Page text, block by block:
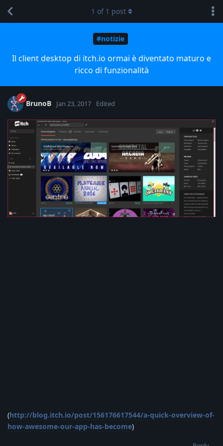
#notizie
Il client desktop di itch.io ormai è diventato maturo e
ricco di funzionalità
1 of 1 post
BrunoB Jan 23, 2017 Edited
(http://blog.itch.io/post/156176617544/a-quick-overview-of-
how-awesome-our-app-has-become)